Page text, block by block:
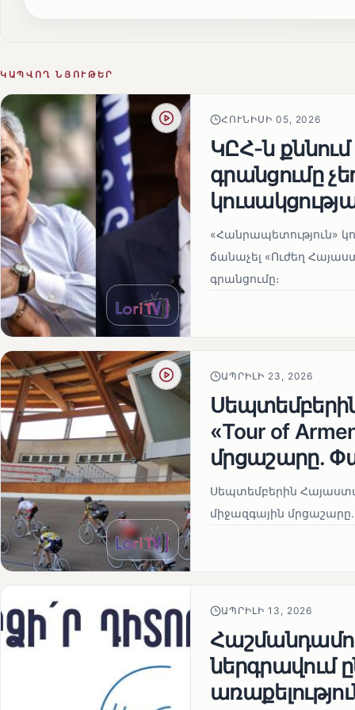
ԿԱՊՎՈՂ ՆՅՈՒԹԵՐ
ՀՈՒՆԻՍԻ 05, 2026
ԿԸՀ-ն
գրանցումը
«Հանրապետություն»
ճանաչել «Ուժեղ
գրանցումը։
ԱՊՐԻԼԻ 23, 2026
«Tour of
մրցաշարը.
Սեպտեմբերին
միջազգային
ԱՊՐԻԼԻ 13, 2026